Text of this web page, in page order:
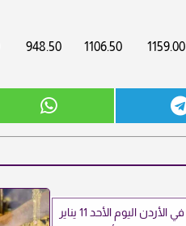
1159.00
1106.50
948.50
سعر الذهب في الأردن اليوم الأحد 11 يناير